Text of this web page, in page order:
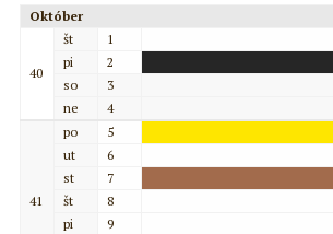
Október
40
št
1
pi
2
so
3
ne
4
41
po
5
ut
6
st
7
št
8
pi
9